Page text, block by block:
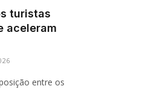
turistas
aceleram
entre os